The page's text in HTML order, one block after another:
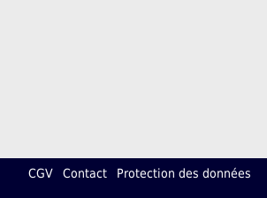
CGV Contact Protection des données